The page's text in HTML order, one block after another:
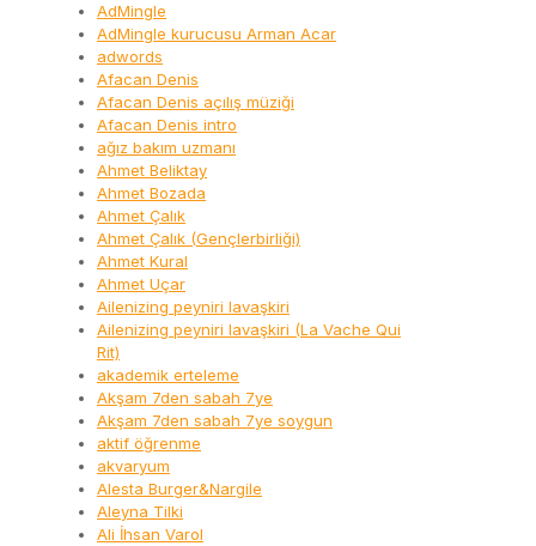
AdMingle
AdMingle kurucusu Arman Acar
adwords
Afacan Denis
Afacan Denis açılış müziği
Afacan Denis intro
ağız bakım uzmanı
Ahmet Beliktay
Ahmet Bozada
Ahmet Çalık
Ahmet Çalık (Gençlerbirliği)
Ahmet Kural
Ahmet Uçar
Ailenizing peyniri lavaşkiri
Ailenizing peyniri lavaşkiri (La Vache Qui
Rit)
akademik erteleme
Akşam 7den sabah 7ye
Akşam 7den sabah 7ye soygun
aktif öğrenme
akvaryum
Alesta Burger&Nargile
Aleyna Tilki
Ali İhsan Varol